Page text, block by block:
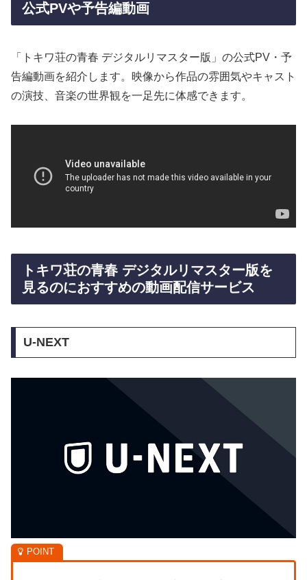
公式PVや予告編動画
「トキワ荘の青春 デジタルリマスター版」の公式PV・予
告編動画を紹介します。映像から作品の雰囲気やキャスト
の演技、音楽の世界観を一足先に体感できます。
トキワ荘の青春 デジタルリマスター版を
見るのにおすすめの動画配信サービス
U-NEXT